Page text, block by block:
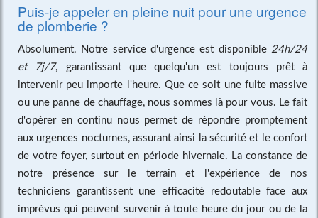
Puis-je appeler en pleine nuit pour une urgence
de plomberie ?
Absolument. Notre service d'urgence est disponible 24h/24
et 7j/7, garantissant que quelqu'un est toujours prêt à
intervenir peu importe l'heure. Que ce soit une fuite massive
ou une panne de chauffage, nous sommes là pour vous. Le fait
d'opérer en continu nous permet de répondre promptement
aux urgences nocturnes, assurant ainsi la sécurité et le confort
de votre foyer, surtout en période hivernale. La constance de
notre présence sur le terrain et l'expérience de nos
techniciens garantissent une efficacité redoutable face aux
imprévus qui peuvent survenir à toute heure du jour ou de la